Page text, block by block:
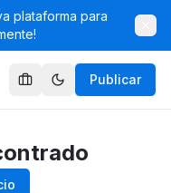
plataforma para
Publicar